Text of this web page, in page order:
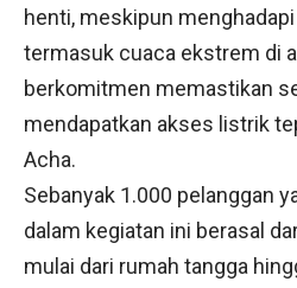
henti, meskipun
termasuk cuaca ekstrem di
berkomitmen memastikan
mendapatkan akses listrik
Acha.
Sebanyak 1.000 pelanggan
dalam kegiatan ini berasal
mulai dari rumah tangga